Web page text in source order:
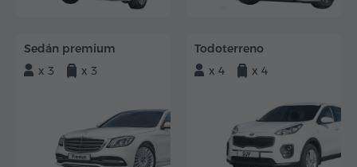
Sedán premium
x 3
x 3
Todoterreno
x 4
x 4